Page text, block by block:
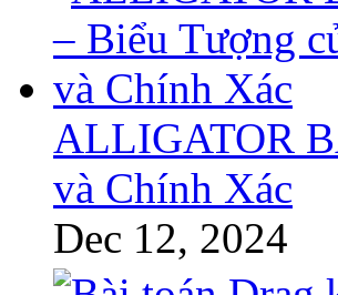
ALLIGATOR
và Chính Xác
Dec 12, 2024